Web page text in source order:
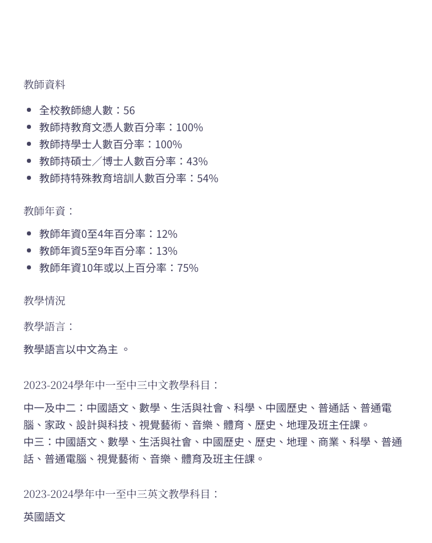
教師資料
全校教師總人數：56
教師持教育文憑人數百分率：100%
教師持學士人數百分率：100%
教師持碩士／博士人數百分率：43%
教師持特殊教育培訓人數百分率：54%
教師年資：
教師年資0至4年百分率：12%
教師年資5至9年百分率：13%
教師年資10年或以上百分率：75%
教學情況
教學語言：
教學語言以中文為主 。
2023-2024學年中一至中三中文教學科目：
中一及中二：中國語文、數學、生活與社會、科學、中國歷史、普通話、普通電
腦、家政、設計與科技、視覺藝術、音樂、體育、歷史、地理及班主任課。
中三：中國語文、數學、生活與社會、中國歷史、歷史、地理、商業、科學、普通
話、普通電腦、視覺藝術、音樂、體育及班主任課。
2023-2024學年中一至中三英文教學科目：
英國語文